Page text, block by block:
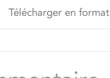
Télécharger en